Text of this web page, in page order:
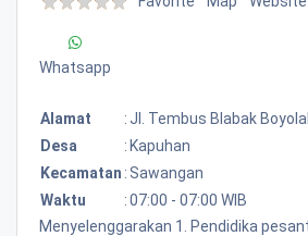
Whatsapp
Alamat : Jl. Tembus Blabak
Desa
: Kapuhan
Kecamatan : Sawangan
Waktu
:07:00 - 07:00 WIB
Menyelenggarakan 1. Pendidika